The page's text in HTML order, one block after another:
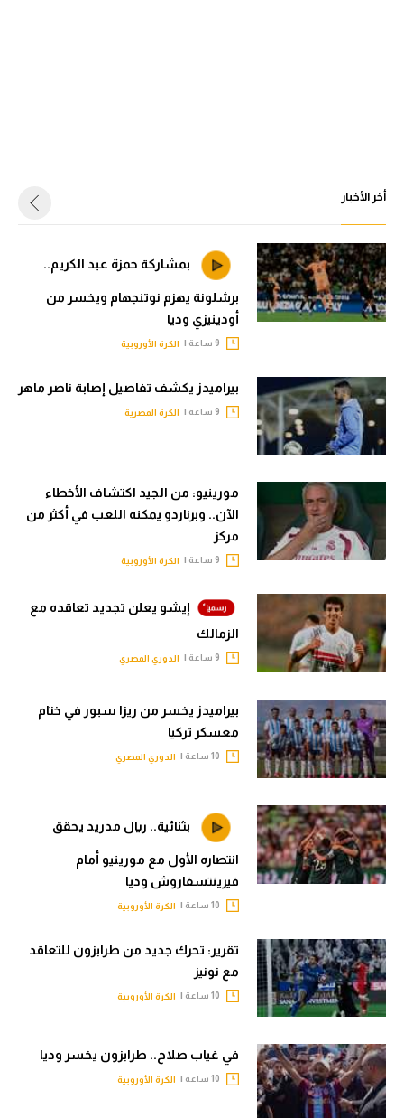
أخر الأخبار
بمشاركة حمزة عبد الكريم..
برشلونة يهزم نوتنجهام ويخسر من
أودينيزي وديا
الكرة الأوروبية
بيراميدز يكشف تفاصيل إصابة ناصر ماهر
الكرة المصرية
مورينيو: من الجيد اكتشاف الأخطاء
الآن.. وبرناردو يمكنه اللعب في أكثر من
مركز
الكرة الأوروبية
إيشو يعلن تجديد تعاقده مع
الزمالك
الدوري المصري
بيراميدز يخسر من ريزا سبور في ختام
معسكر تركيا
الدوري المصري
بثنائية.. ريال مدريد يحقق
انتصاره الأول مع مورينيو أمام
فيرينتسفاروش وديا
الكرة الأوروبية
تقرير: تحرك جديد من طرابزون للتعاقد
مع نونيز
الكرة الأوروبية
في غياب صلاح.. طرابزون يخسر وديا
الكرة الأوروبية